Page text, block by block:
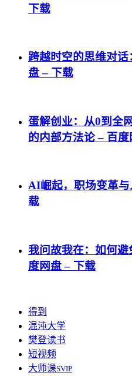
下载
跨越时空的思维对话
盘 – 下载
蛋解创业：从0到全
的内部方法论 – 百
AI崛起，职场变革
载
我问故我在：如何
度网盘 – 下载
得到
混沌大学
樊登读书
短视频
大师课SVIP